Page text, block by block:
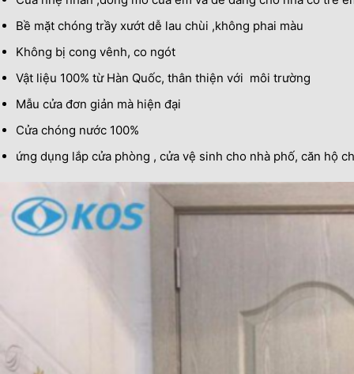
Bề mặt chóng trầy xướt dễ lau chùi ,không phai màu
Không bị cong vênh, co ngót
Vật liệu 100% từ Hàn Quốc, thân thiện với môi trường
Mẫu cửa đơn giản mà hiện đại
Cửa chóng nước 100%
ứng dụng lắp cửa phòng , cửa vệ sinh cho nhà phố, căn hộ